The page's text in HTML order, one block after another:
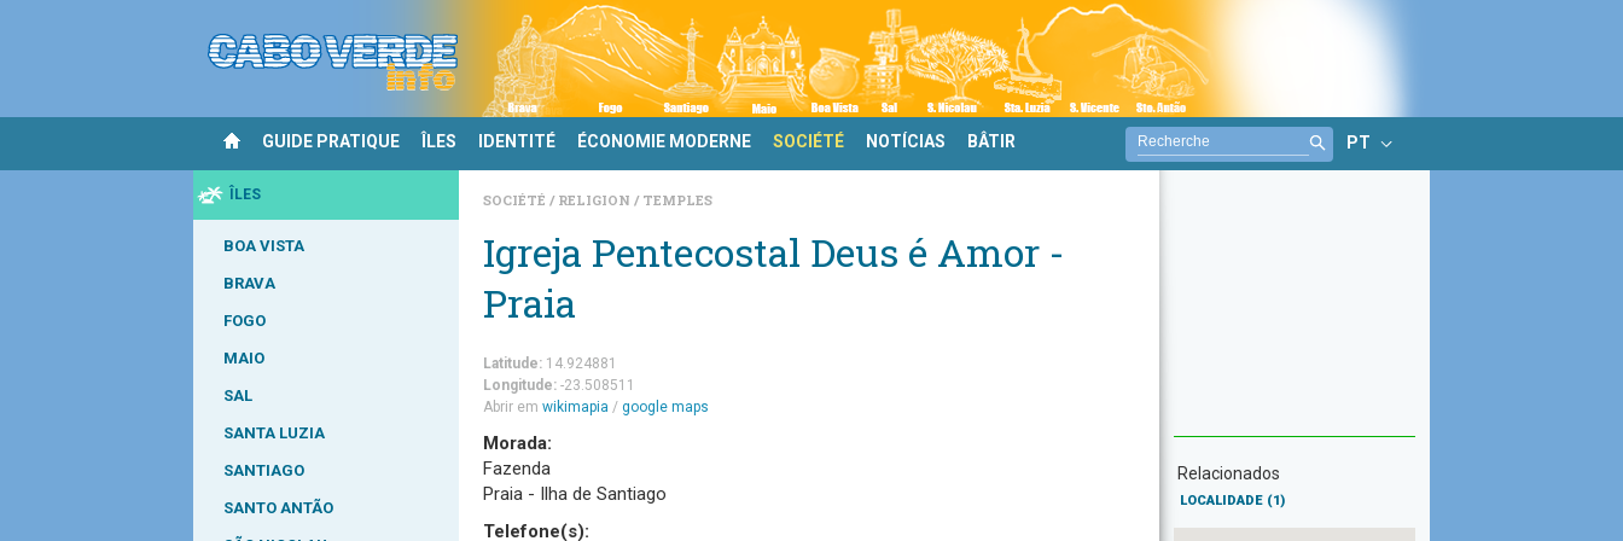
GUIDE PRATIQUE ÎLES IDENTITÉ ÉCONOMIE MODERNE SOCIÉTÉ NOTÍCIAS BÂTIR PT
ÎLES
BOA VISTA
BRAVA
FOGO
MAIO
SAL
SANTA LUZIA
SANTIAGO
SANTO ANTÃO
SOCIÉTÉ RELIGION TEMPLES
Igreja Pentecostal Deus é Amor -
Praia
Latitude: 14.924881
Longitude: -23.508511
Abrir em wikimapia / google maps
Morada:
Fazenda
Praia - Ilha de Santiago
Telefone(s):
Relacionados
LOCALIDADE (1)